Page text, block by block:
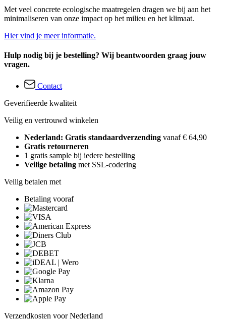
Met veel concrete ecologische maatregelen dragen we bij aan het
minimaliseren van onze impact op het milieu en het klimaat.
Hier vind je meer informatie.
Hulp nodig bij je bestelling? Wij beantwoorden graag jouw
vragen.
Contact
Geverifieerde kwaliteit
Veilig en vertrouwd winkelen
Nederland: Gratis standaardverzending vanaf € 64,90
Gratis retourneren
1 gratis sample bij iedere bestelling
Veilige betaling met SSL-codering
Veilig betalen met
Betaling vooraf
Verzendkosten voor Nederland